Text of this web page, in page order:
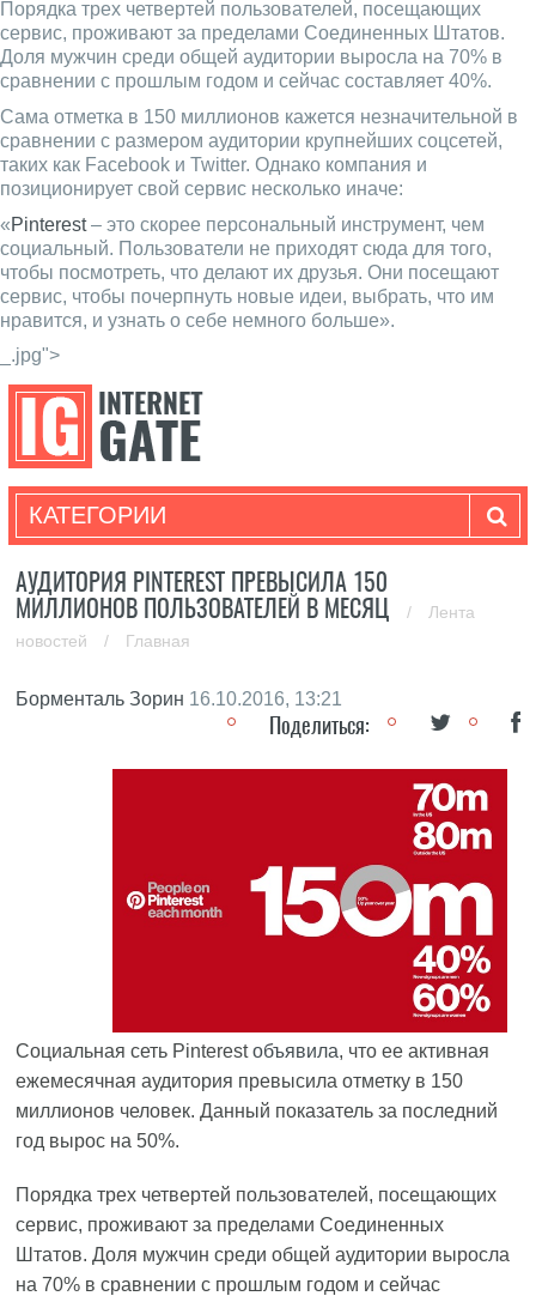
Порядка трех четвертей пользователей, посещающих
сервис, проживают за пределами Соединенных Штатов.
Доля мужчин среди общей аудитории выросла на 70% в
сравнении с прошлым годом и сейчас составляет 40%.
Сама отметка в 150 миллионов кажется незначительной в
сравнении с размером аудитории крупнейших соцсетей,
таких как Facebook и Twitter. Однако компания и
позиционирует свой сервис несколько иначе:
«Pinterest– это скорее персональный инструмент, чем
социальный. Пользователи не приходят сюда для того,
чтобы посмотреть, что делают их друзья. Они посещают
сервис, чтобы почерпнуть новые идеи, выбрать, что им
нравится, и узнать о себе немного больше».
_.jpg">
КАТЕГОРИИ
АУДИТОРИЯ PINTEREST ПРЕВЫСИЛА 150
МИЛЛИОНОВ ПОЛЬЗОВАТЕЛЕЙ В МЕСЯЦ
/
Лента
новостей
/ Главная
Борменталь Зорин 16.10.2016, 13:21
Поделиться:
Социальная сеть Pinterestобъявила, что ее активная
ежемесячная аудитория превысила отметку в 150
миллионов человек. Данный показатель за последний
год вырос на 50%.
Порядка трех четвертей пользователей, посещающих
сервис, проживают за пределами Соединенных
Штатов. Доля мужчин среди общей аудитории выросла
на 70% в сравнении с прошлым годом и сейчас